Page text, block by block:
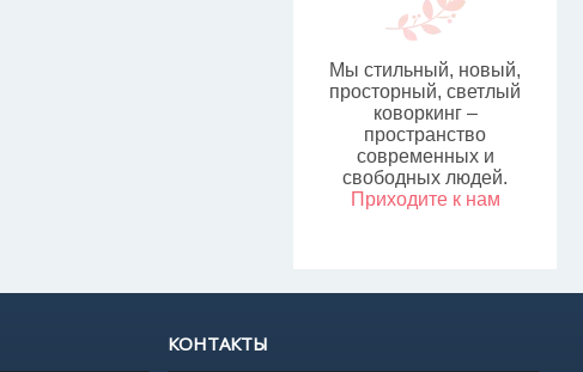
Мы стильный, новый,
просторный, светлый
коворкинг –
пространство
современных и
свободных людей.
Приходите к нам
КОНТАКТЫ